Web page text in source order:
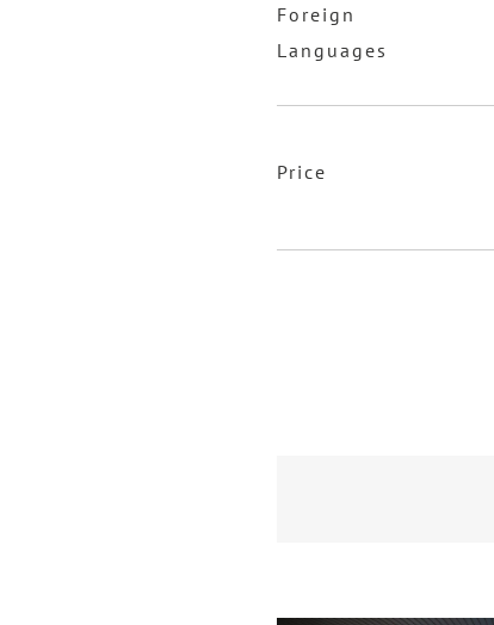
Foreign
Languages
Price